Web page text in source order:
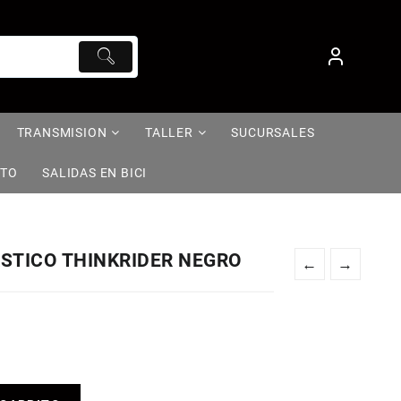
TRANSMISION TALLER SUCURSALES
SALIDAS EN BICI
← →
THINKRIDER NEGRO